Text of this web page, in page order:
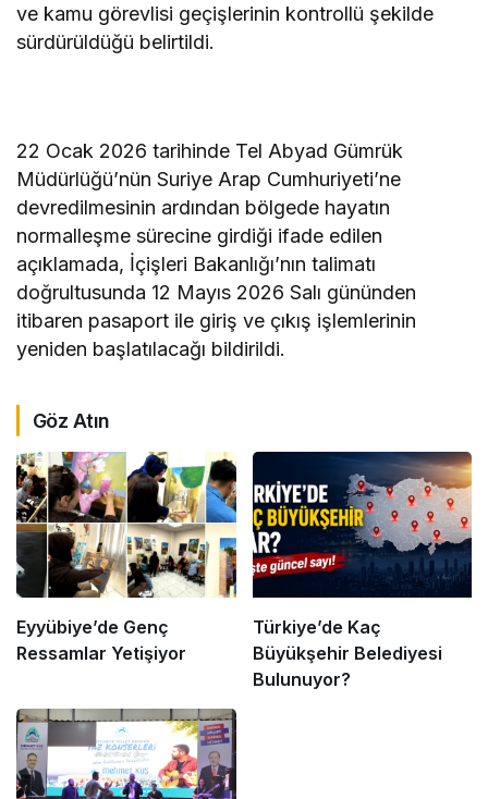
ve kamu görevlisi geçişlerinin kontrollü şekilde
sürdürüldüğü belirtildi.
22 Ocak 2026 tarihinde Tel Abyad Gümrük
Müdürlüğü’nün Suriye Arap Cumhuriyeti’ne
devredilmesinin ardından bölgede hayatın
normalleşme sürecine girdiği ifade edilen
açıklamada, İçişleri Bakanlığı’nın talimatı
doğrultusunda 12 Mayıs 2026 Salı gününden
itibaren pasaport ile giriş ve çıkış işlemlerinin
yeniden başlatılacağı bildirildi.
Göz Atın
Eyyübiye’de Genç
Ressamlar Yetişiyor
Türkiye’de Kaç
Büyükşehir Belediyesi
Bulunuyor?